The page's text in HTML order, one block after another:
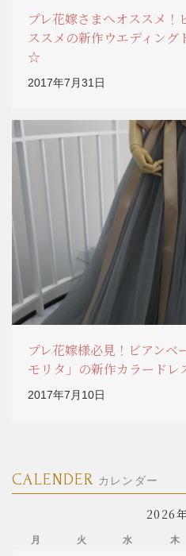
プレ花嫁さまへオススメ！
ススメの新作ウエディング
☆
2017年7月31日
プレ花嫁様必見！ビアンベ
モリタ」の新作カラードレ
2017年7月10日
CALENDER カレンダー
2026
月 火 水 木